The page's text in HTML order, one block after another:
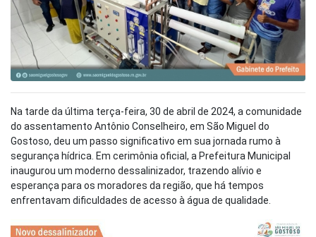
Na tarde da última terça-feira, 30 de abril de 2024, a comunidade
do assentamento Antônio Conselheiro, em São Miguel do
Gostoso, deu um passo significativo em sua jornada rumo à
segurança hídrica. Em cerimônia oficial, a Prefeitura Municipal
inaugurou um moderno dessalinizador, trazendo alívio e
esperança para os moradores da região, que há tempos
enfrentavam dificuldades de acesso à água de qualidade.